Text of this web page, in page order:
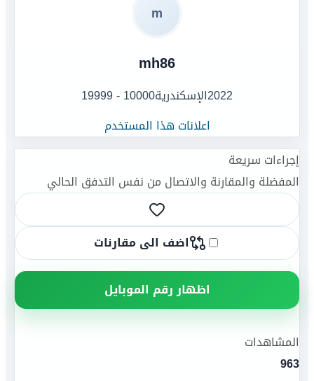
m
mh86
2022الإسكندرية10000 - 19999
اعلانات هذا المستخدم
إجراءات سريعة
المفضلة والمقارنة والاتصال من نفس التدفق الحالي
اضف الى مقارنات
اظهار رقم الموبايل
المشاهدات
963